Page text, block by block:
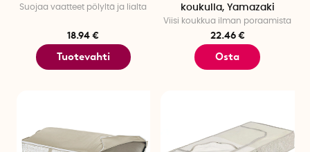
Suojaa vaatteet pölyltä ja lialta
18.94 €
Tuotevahti
koukulla, Yamazaki
Viisi koukkua ilman poraamista
22.46 €
Osta